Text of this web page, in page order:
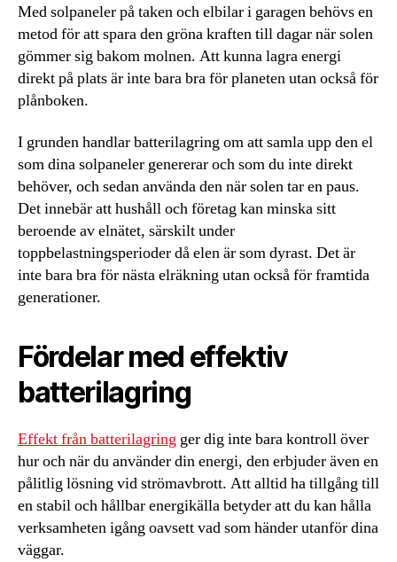
Med solpaneler på taken och elbilar i garagen behövs en
metod för att spara den gröna kraften till dagar när solen
gömmer sig bakom molnen. Att kunna lagra energi
direkt på plats är inte bara bra för planeten utan också för
plånboken.
I grunden handlar batterilagring om att samla upp den el
som dina solpaneler genererar och som du inte direkt
behöver, och sedan använda den när solen tar en paus.
Det innebär att hushåll och företag kan minska sitt
beroende av elnätet, särskilt under
toppbelastningsperioder då elen är som dyrast. Det är
inte bara bra för nästa elräkning utan också för framtida
generationer.
Fördelar med effektiv
batterilagring
Effekt från batterilagring ger dig inte bara kontroll över
hur och när du använder din energi, den erbjuder även en
pålitlig lösning vid strömavbrott. Att alltid ha tillgång till
en stabil och hållbar energikälla betyder att du kan hålla
verksamheten igång oavsett vad som händer utanför dina
väggar.